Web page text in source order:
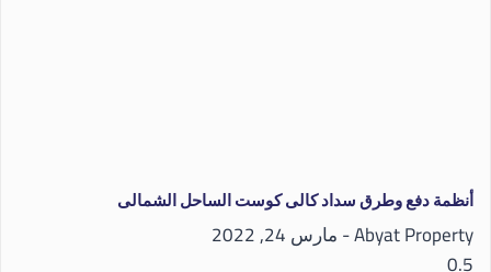
أنظمة دفع وطرق سداد كالى كوست الساحل الشمالى
Abyat Property مارس 24, 2022